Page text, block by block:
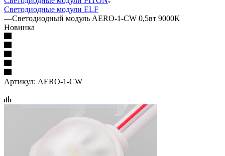
Светодиодные модули ELF
—Светодиодный модуль AERO-1-CW 0,5вт 9000К
Новинка
Артикул: AERO-1-CW